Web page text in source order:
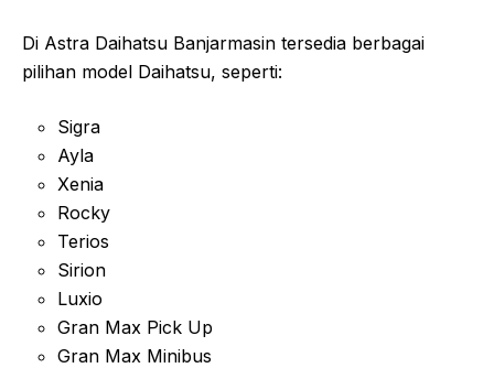
Di Astra Daihatsu Banjarmasin tersedia berbagai
pilihan model Daihatsu, seperti:
Sigra
Ayla
Xenia
Rocky
Terios
Sirion
Luxio
Gran Max Pick Up
Gran Max Minibus